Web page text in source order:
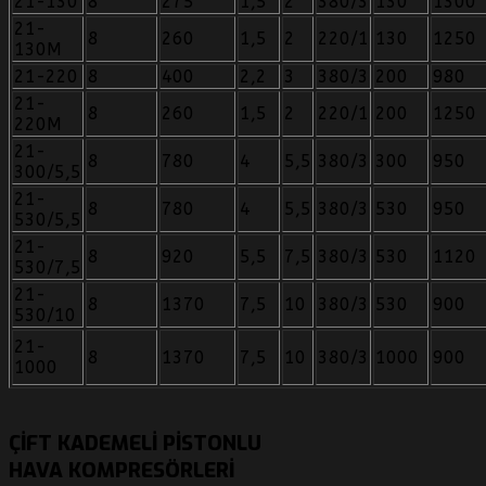
21-
130M
8 260 1,5 2 220/1 130
1250
21-220
8 400 2,2 3 380/3 200
980
21-
220M
8 260 1,5 2 220/1 200
1250
21-
300/5,5
8 780 4 5,5 380/3 300
950
21-
530/5,5
8 780 4 5,5 380/3 530
950
21-
530/7,5
8 920 5,5 7,5 380/3 530
1120
21-
530/10
8 1370 7,5 10 380/3 530 900
21-
1000
8 1370 7,5 10 380/3 1000 900
ÇIFT KADEMELI PISTONLU
HAVA KOMPRESÖRLERI